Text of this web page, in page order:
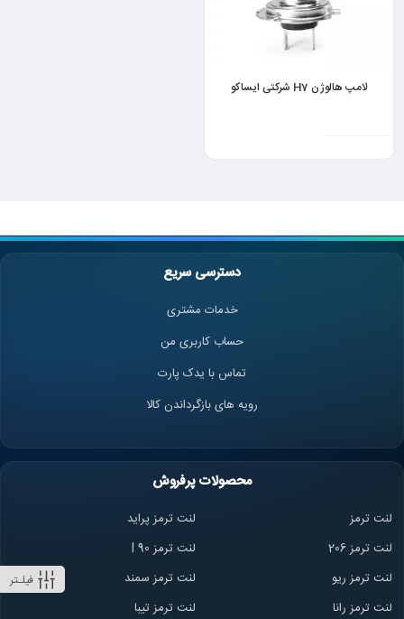
فیلـتر
لامپ هالوژن H7 شرکتی ایساکو
دسترسی سریع
خدمات مشتری
حساب کاربری من
تماس با یدک پارت
رویه های بازگرداندن کالا
محصولات پرفروش
لنت ترمز
لنت ترمز پراید
لنت ترمز 206
لنت ترمز l 90
لنت ترمز ریو
لنت ترمز سمند
لنت ترمز رانا
لنت ترمز تیبا